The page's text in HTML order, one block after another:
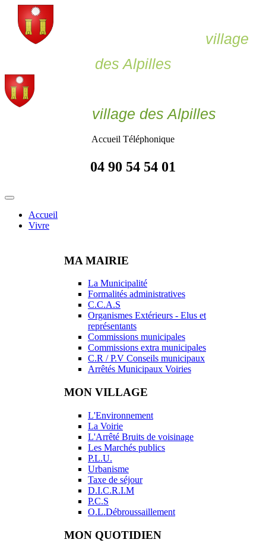
village
des Alpilles
village des Alpilles
Accueil Téléphonique
04 90 54 54 01
Accueil
Vivre
MA MAIRIE
La Municipalité
Formalités administratives
C.C.A.S
Organismes Extérieurs - Elus et
représentants
Commissions municipales
Commissions extra municipales
C.R / P.V Conseils municipaux
Arrêtés Municipaux Voiries
MON VILLAGE
L'Environnement
La Voirie
L'Arrêté Bruits de voisinage
Les Marchés publics
P.L.U.
Urbanisme
Taxe de séjour
D.I.C.R.I.M
P.C.S
O.L.Débroussaillement
MON QUOTIDIEN